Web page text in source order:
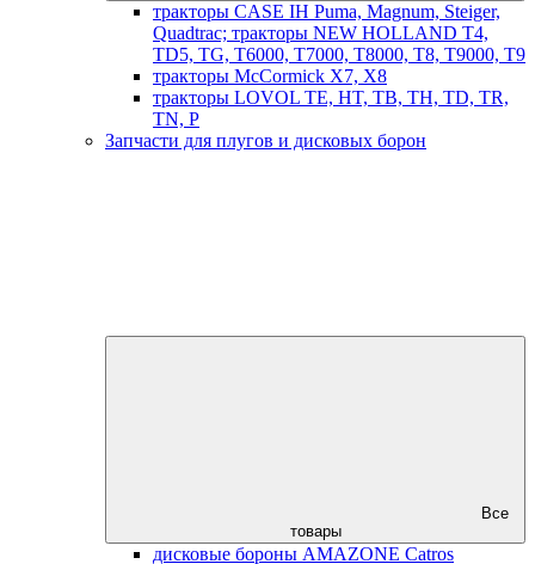
тракторы CASE IH Puma, Magnum, Steiger,
Quadtrac; тракторы NEW HOLLAND T4,
TD5, TG, T6000, T7000, T8000, T8, T9000, T9
тракторы McCormick X7, X8
тракторы LOVOL TE, HT, TB, TH, TD, TR,
TN, P
Запчасти для плугов и дисковых борон
Все
товары
дисковые бороны AMAZONE Catros